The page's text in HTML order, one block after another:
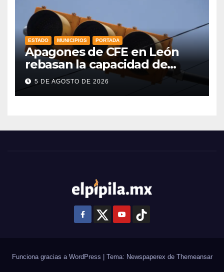
ESTADO MUNICIPIOS PORTADA
Apagones de CFE en León
rebasan la capacidad de
respaldo en red de
semáforos
5 DE AGOSTO DE 2026
Funciona gracias a WordPress Tema: Newspaperex de Themeansar